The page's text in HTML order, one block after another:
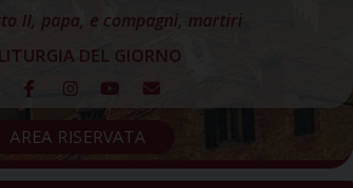
II, papa, e compagni, martiri
LITURGIA DEL GIORNO
AREA RISERVATA